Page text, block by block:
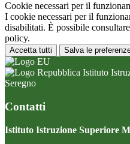
Cookie necessari per il
I cookie necessari per il
disabilitati. È possibile
policy.
Accetta tutti Salva le
Istituto
Seregno
Contatti
Istituto Istruzione Superiore